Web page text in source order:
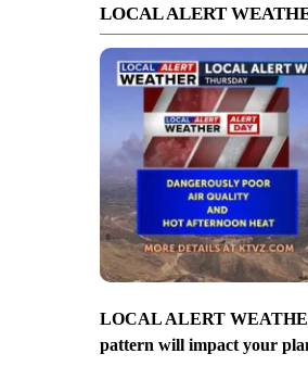
LOCAL ALERT
LOCAL ALERT
pattern will impact your